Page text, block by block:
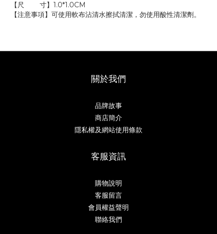
【尺 寸】1.0*1.0CM
【注意事項】可使用軟布沾清水擦拭清潔，勿使用酸性清潔劑。
關於我們
品牌故事
商店簡介
隱私權及網站使用條款
客服資訊
購物說明
客服留言
會員權益聲明
聯絡我們